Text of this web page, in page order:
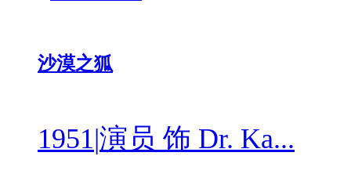
沙漠之狐
1951|演员 饰 Dr. Ka...